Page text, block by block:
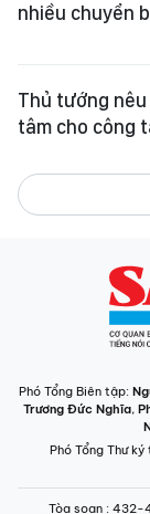
nhiều chuyển
Thủ tướng
tâm cho công
Phó Tổng Biên tập:
Trương Đức Nghĩa,
Phó Tổng Thư
Tòa soạn : 432-